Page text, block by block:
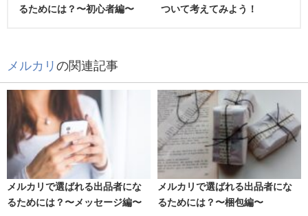
るためには？〜初心者編〜
ついて考えてみよう！
メルカリ の関連記事
メルカリで選ばれる出品者にな
るためには？〜メッセージ編〜
メルカリで選ばれる出品者にな
るためには？〜梱包編〜